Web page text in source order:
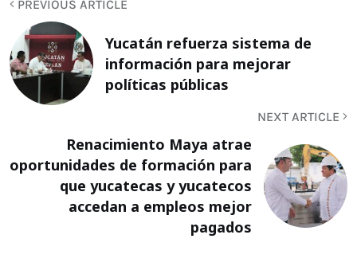
PREVIOUS ARTICLE
Yucatán refuerza sistema de
información para mejorar
políticas públicas
NEXT ARTICLE
Renacimiento Maya atrae
oportunidades de formación para
que yucatecas y yucatecos
accedan a empleos mejor
pagados